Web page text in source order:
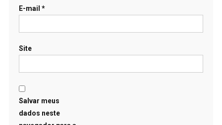
E-mail *
Site
Salvar meus
dados neste